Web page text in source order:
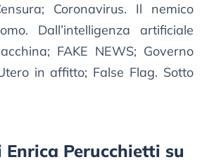
Coronavirus. Il nemico
Dall’intelligenza artificiale
FAKE NEWS; Governo
in affitto; False Flag. Sotto
Perucchietti su